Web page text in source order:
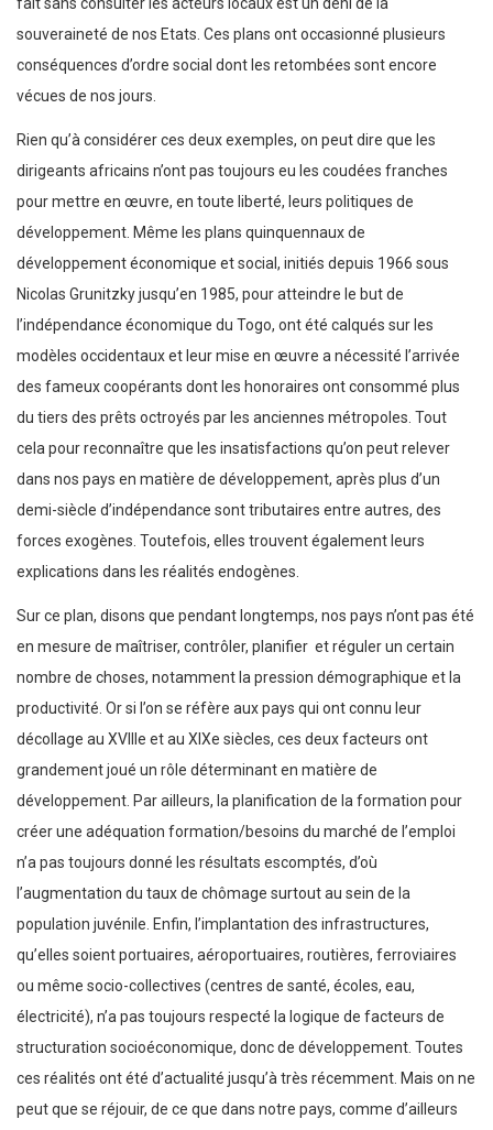
fait sans consulter les acteurs locaux est un déni de la
souveraineté de nos Etats. Ces plans ont occasionné plusieurs
conséquences d’ordre social dont les retombées sont encore
vécues de nos jours.
Rien qu’à considérer ces deux exemples, on peut dire que les
dirigeants africains n’ont pas toujours eu les coudées franches
pour mettre en œuvre, en toute liberté, leurs politiques de
développement. Même les plans quinquennaux de
développement économique et social, initiés depuis 1966 sous
Nicolas Grunitzky jusqu’en 1985, pour atteindre le but de
l’indépendance économique du Togo, ont été calqués sur les
modèles occidentaux et leur mise en œuvre a nécessité l’arrivée
des fameux coopérants dont les honoraires ont consommé plus
du tiers des prêts octroyés par les anciennes métropoles. Tout
cela pour reconnaître que les insatisfactions qu’on peut relever
dans nos pays en matière de développement, après plus d’un
demi-siècle d’indépendance sont tributaires entre autres, des
forces exogènes. Toutefois, elles trouvent également leurs
explications dans les réalités endogènes.
Sur ce plan, disons que pendant longtemps, nos pays n’ont pas été
en mesure de maîtriser, contrôler, planifier et réguler un certain
nombre de choses, notamment la pression démographique et la
productivité. Or si l’on se réfère aux pays qui ont connu leur
décollage au XVIIIe et au XIXe siècles, ces deux facteurs ont
grandement joué un rôle déterminant en matière de
développement. Par ailleurs, la planification de la formation pour
créer une adéquation formation/besoins du marché de l’emploi
n’a pas toujours donné les résultats escomptés, d’où
l’augmentation du taux de chômage surtout au sein de la
population juvénile. Enfin, l’implantation des infrastructures,
qu’elles soient portuaires, aéroportuaires, routières, ferroviaires
ou même socio-collectives (centres de santé, écoles, eau,
électricité), n’a pas toujours respecté la logique de facteurs de
structuration socioéconomique, donc de développement. Toutes
ces réalités ont été d’actualité jusqu’à très récemment. Mais on ne
peut que se réjouir, de ce que dans notre pays, comme d’ailleurs